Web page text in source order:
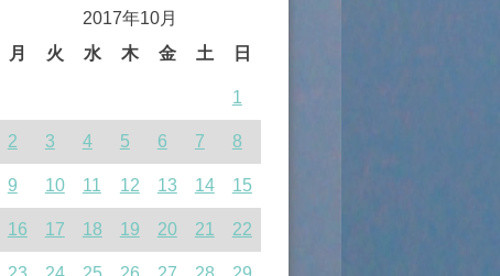
2017年10月
月
火 水 木 金 土 日
1
2 3 4 5 6 7 8
9 10 11 12 13 14 15
16 17 18 19 20 21 22